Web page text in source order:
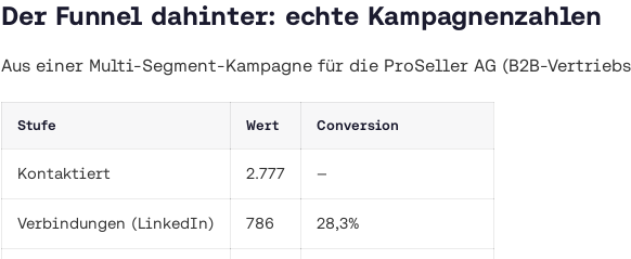
Der Funnel dahinter: echte Kampagnenzahlen
Aus einer Multi-Segment-Kampagne für die ProSeller AG (B2B-
Stufe Wert Conversion
Kontaktiert 2.777 —
Verbindungen (LinkedIn) 786 28,3%